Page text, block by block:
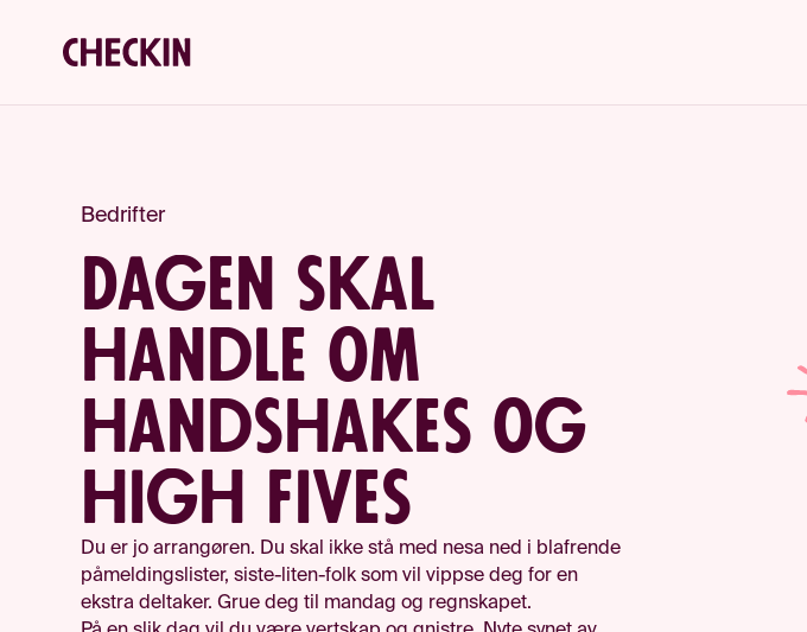
Bedrifter
Dagen skal
handle om
handshakes og
high fives​
Du er jo arrangøren. Du skal ikke stå med nesa ned i blafrende
påmeldingslister, siste-liten-folk som vil vippse deg for en
ekstra deltaker. Grue deg til mandag og regnskapet.